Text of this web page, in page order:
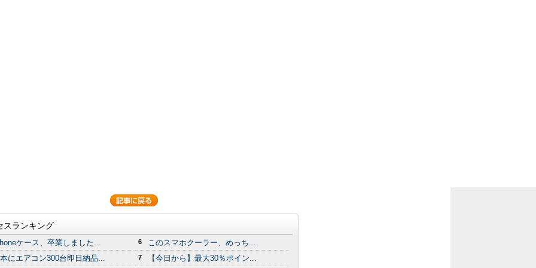
スランキング
ケース、卒業しました...
にエアコン300台即日納品...
6 このスマホクーラー、めっち...
7 【今日から】最大30％ポイン...